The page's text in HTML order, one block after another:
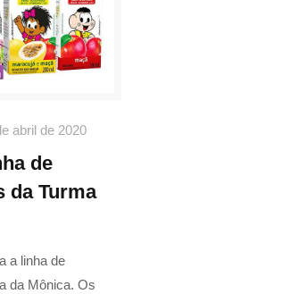
abril de 2020
de
da Turma
a linha de
da Mônica. Os